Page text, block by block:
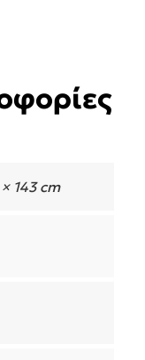
143 cm